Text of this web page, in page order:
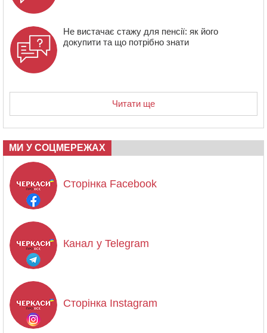
Не вистачає стажу для пенсії: як його
докупити та що потрібно знати
Читати ще
МИ У СОЦМЕРЕЖАХ
Сторінка Facebook
Канал у Telegram
Сторінка Instagram